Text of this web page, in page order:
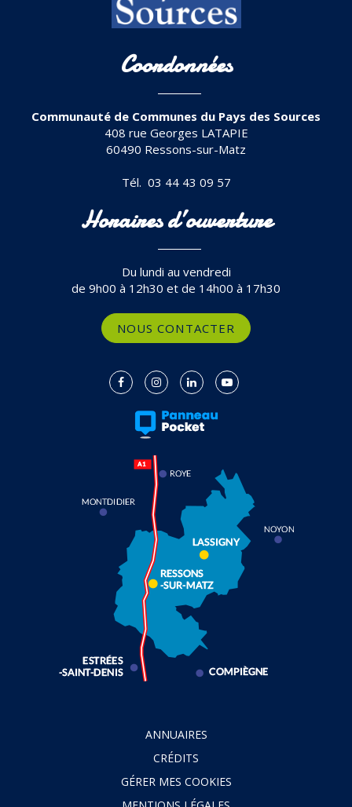
Coordonnées
Communauté de Communes du Pays des Sources
408 rue Georges LATAPIE
60490 Ressons-sur-Matz
Tél. 03 44 43 09 57
Horaires d’ouverture
Du lundi au vendredi
de 9h00 à 12h30 et de 14h00 à 17h30
NOUS CONTACTER
Lien
compte
Lien
le
compte
Lien
le
compte
Lien
ANNUAIRES
CRÉDITS
GÉRER MES COOKIES